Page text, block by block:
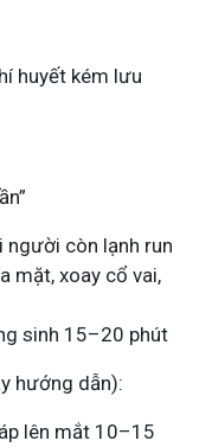
huyết kém lưu
người còn lạnh run
mặt, xoay cổ vai,
sinh 15–20 phút
hướng dẫn):
lên mắt 10–15